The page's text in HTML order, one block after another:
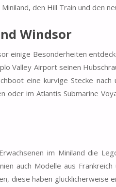
den Hill Train und den
Windsor
einige Besonderheiten
Valley Airport seinen
eine kurvige Stecke nach
oder im Atlantis Submarine
im Miniland die
auch Modelle aus Frankreich
diese haben glücklicherweise